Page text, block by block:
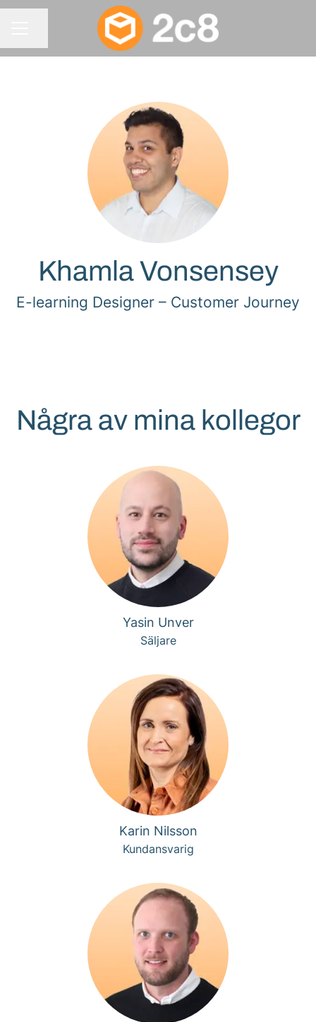
Khamla Vonsensey
E-learning Designer – Customer Journey
Några av mina kollegor
Yasin Unver
Säljare
Karin Nilsson
Kundansvarig